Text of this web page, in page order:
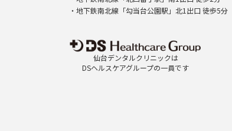
・地下鉄南北線「勾当台公園駅」北1出口 徒歩5分
仙台デンタルクリニックは
DSヘルスケアグループの一員です